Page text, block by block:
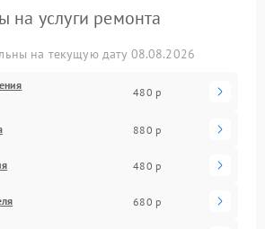
на услуги ремонта
на текущую дату 08.08.2026
480 р
880 р
480 р
680 р